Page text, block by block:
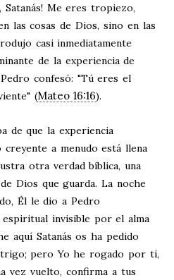
Satanás! Me eres tropiezo,
las cosas de Dios, sino en las
casi inmediatamente
de la experiencia de
confesó: "Tú eres el
(Mateo 16:16).
de que la experiencia
a menudo está llena
otra verdad bíblica, una
Dios que guarda. La noche
Él le dio a Pedro
invisible por el alma
aquí Satanás os ha pedido
pero Yo he rogado por ti,
vez vuelto, confirma a tus